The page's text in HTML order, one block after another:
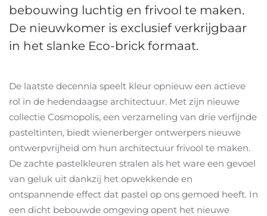
bebouwing luchtig en frivool te maken.
De nieuwkomer is exclusief verkrijgbaar
in het slanke Eco-brick formaat.
De laatste decennia speelt kleur opnieuw een actieve
rol in de hedendaagse architectuur. Met zijn nieuwe
collectie Cosmopolis, een verzameling van drie verfijnde
pasteltinten, biedt wienerberger ontwerpers nieuwe
ontwerpvrijheid om hun architectuur frivool te maken.
De zachte pastelkleuren stralen als het ware een gevoel
van geluk uit dankzij het opwekkende en
ontspannende effect dat pastel op ons gemoed heeft. In
een dicht bebouwde omgeving opent het nieuwe